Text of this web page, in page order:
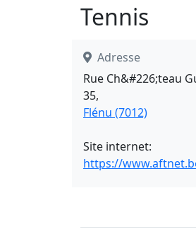
Tennis
Adresse
Rue Ch&#226;teau
35,
Flénu (7012)
Site internet:
https://